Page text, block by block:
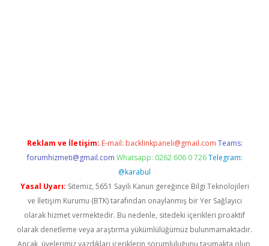
Reklam ve İletişim: E-mail: backlinkpaneli@gmail.com Teams:
forumhizmeti@gmail.com Whatsapp: 0262 606 0 726 Telegram:
@karabul
Yasal Uyarı: Sitemiz, 5651 Sayılı Kanun gereğince Bilgi Teknolojileri
ve İletişim Kurumu (BTK) tarafından onaylanmış bir Yer Sağlayıcı
olarak hizmet vermektedir. Bu nedenle, sitedeki içerikleri proaktif
olarak denetleme veya araştırma yükümlülüğümüz bulunmamaktadır.
Ancak, üyelerimiz yazdıkları içeriklerin sorumluluğunu taşımakta olup,